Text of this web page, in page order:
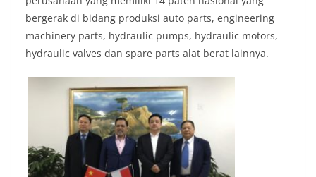
bergerak di bidang produksi auto parts, engineering
machinery parts, hydraulic pumps, hydraulic motors,
hydraulic valves dan spare parts alat berat lainnya.